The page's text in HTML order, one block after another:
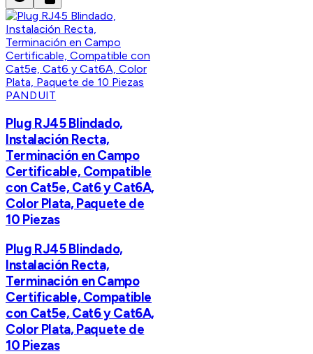
PANDUIT
Plug RJ45 Blindado,
Instalación Recta,
Terminación en Campo
Certificable, Compatible
con Cat5e, Cat6 y Cat6A,
Color Plata, Paquete de
10 Piezas
Plug RJ45 Blindado,
Instalación Recta,
Terminación en Campo
Certificable, Compatible
con Cat5e, Cat6 y Cat6A,
Color Plata, Paquete de
10 Piezas